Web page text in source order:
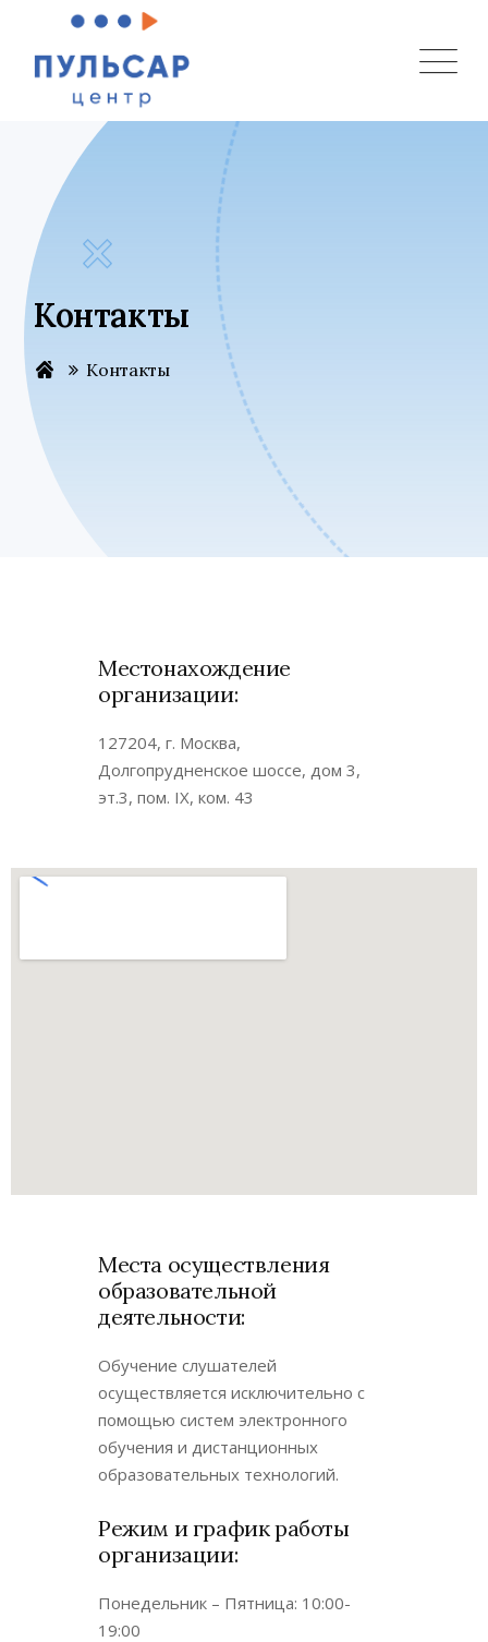
Контакты
Контакты
Местонахождение
организации:
127204, г. Москва,
Долгопрудненское шоссе, дом 3,
эт.3, пом. IX, ком. 43
Места осуществления
образовательной
деятельности:
Обучение слушателей
осуществляется исключительно с
помощью систем электронного
обучения и дистанционных
образовательных технологий.
Режим и график работы
организации:
Понедельник – Пятница: 10:00-
19:00